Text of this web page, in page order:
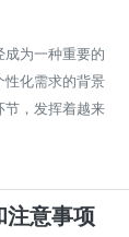
成为一种重要的
性化需求的背景
节，发挥着越来
注意事项